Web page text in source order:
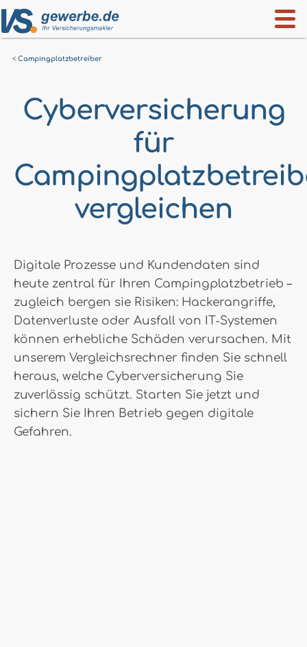
Campingplatzbetreiber
Cyberversicherung
für
vergleichen
Digitale Prozesse und Kunden­daten sind
heute zentral für Ihren Campingplatzbetrieb –
zugleich bergen sie Risiken: Hackerangriffe,
Datenverluste oder Ausfall von IT‑Systemen
können erhebliche Schäden verursachen. Mit
unserem Vergleichsrechner finden Sie schnell
heraus, welche Cyberversicherung Sie
zuverlässig schützt. Starten Sie jetzt und
sichern Sie Ihren Betrieb gegen digitale
Gefahren.